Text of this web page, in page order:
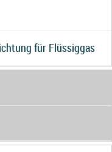
für Flüssiggas